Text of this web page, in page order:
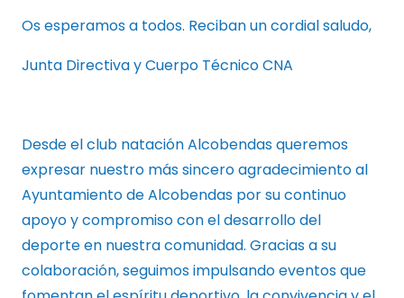
Os esperamos a todos. Reciban un cordial saludo,
Junta Directiva y Cuerpo Técnico CNA
Desde el club natación Alcobendas queremos
expresar nuestro más sincero agradecimiento al
Ayuntamiento de Alcobendas por su continuo
apoyo y compromiso con el desarrollo del
deporte en nuestra comunidad. Gracias a su
colaboración, seguimos impulsando eventos que